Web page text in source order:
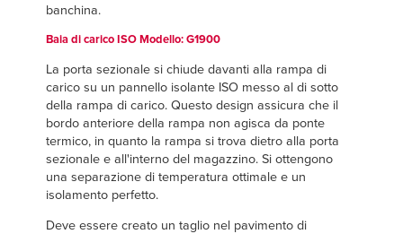
banchina.
Baia di caricoISOModello: G1900
La porta sezionale si chiude davanti alla rampa di
carico su un pannello isolante ISO messo al di sotto
della rampa di carico. Questo design assicura che il
bordo anteriore della rampa non agisca da ponte
termico, in quanto la rampa si trova dietro alla porta
sezionale e all'interno del magazzino. Si ottengono
una separazione di temperatura ottimale e un
isolamento perfetto.
Deve essere creato un taglio nel pavimento di